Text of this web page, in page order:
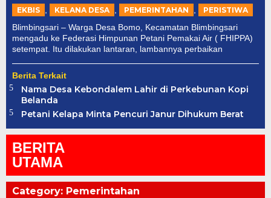
EKBIS , KELANA DESA , PEMERINTAHAN , PERISTIWA
Blimbingsari – Warga Desa Bomo, Kecamatan Blimbingsari
mengadu ke Federasi Himpunan Petani Pemakai Air ( FHIPPA)
setempat. Itu dilakukan lantaran, lambannya perbaikan
Berita Terkait
Nama Desa Kebondalem Lahir di Perkebunan Kopi
Belanda
Petani Kelapa Minta Pencuri Janur Dihukum Berat
BERITA
UTAMA
Category: Pemerintahan